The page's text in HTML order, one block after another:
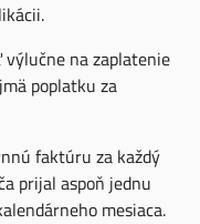
na zaplatenie
poplatku za
faktúru za každý
prijal aspoň jednu
mesiaca.